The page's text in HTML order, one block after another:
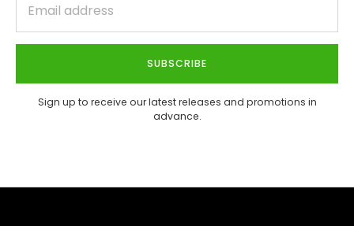
SUBSCRIBE
Sign up to receive our latest releases and promotions in
advance.